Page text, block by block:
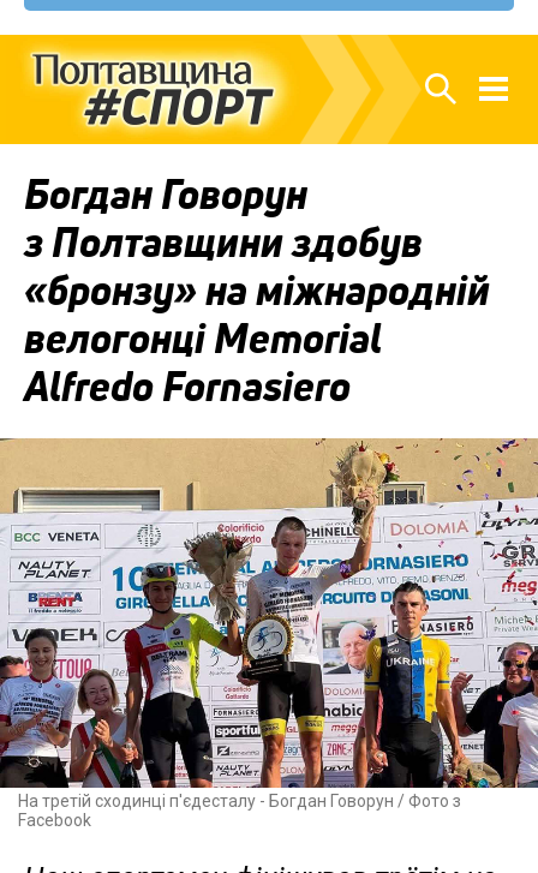
Богдан Говорун
з Полтавщини здобув
«бронзу» на міжнародній
велогонці Memorial
Alfredo Fornasiero
На третій сходинці п'єдесталу - Богдан Говорун / Фото з
Facebook